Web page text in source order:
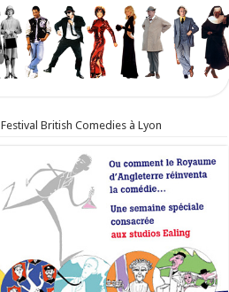
Festival British Comedies à Lyon